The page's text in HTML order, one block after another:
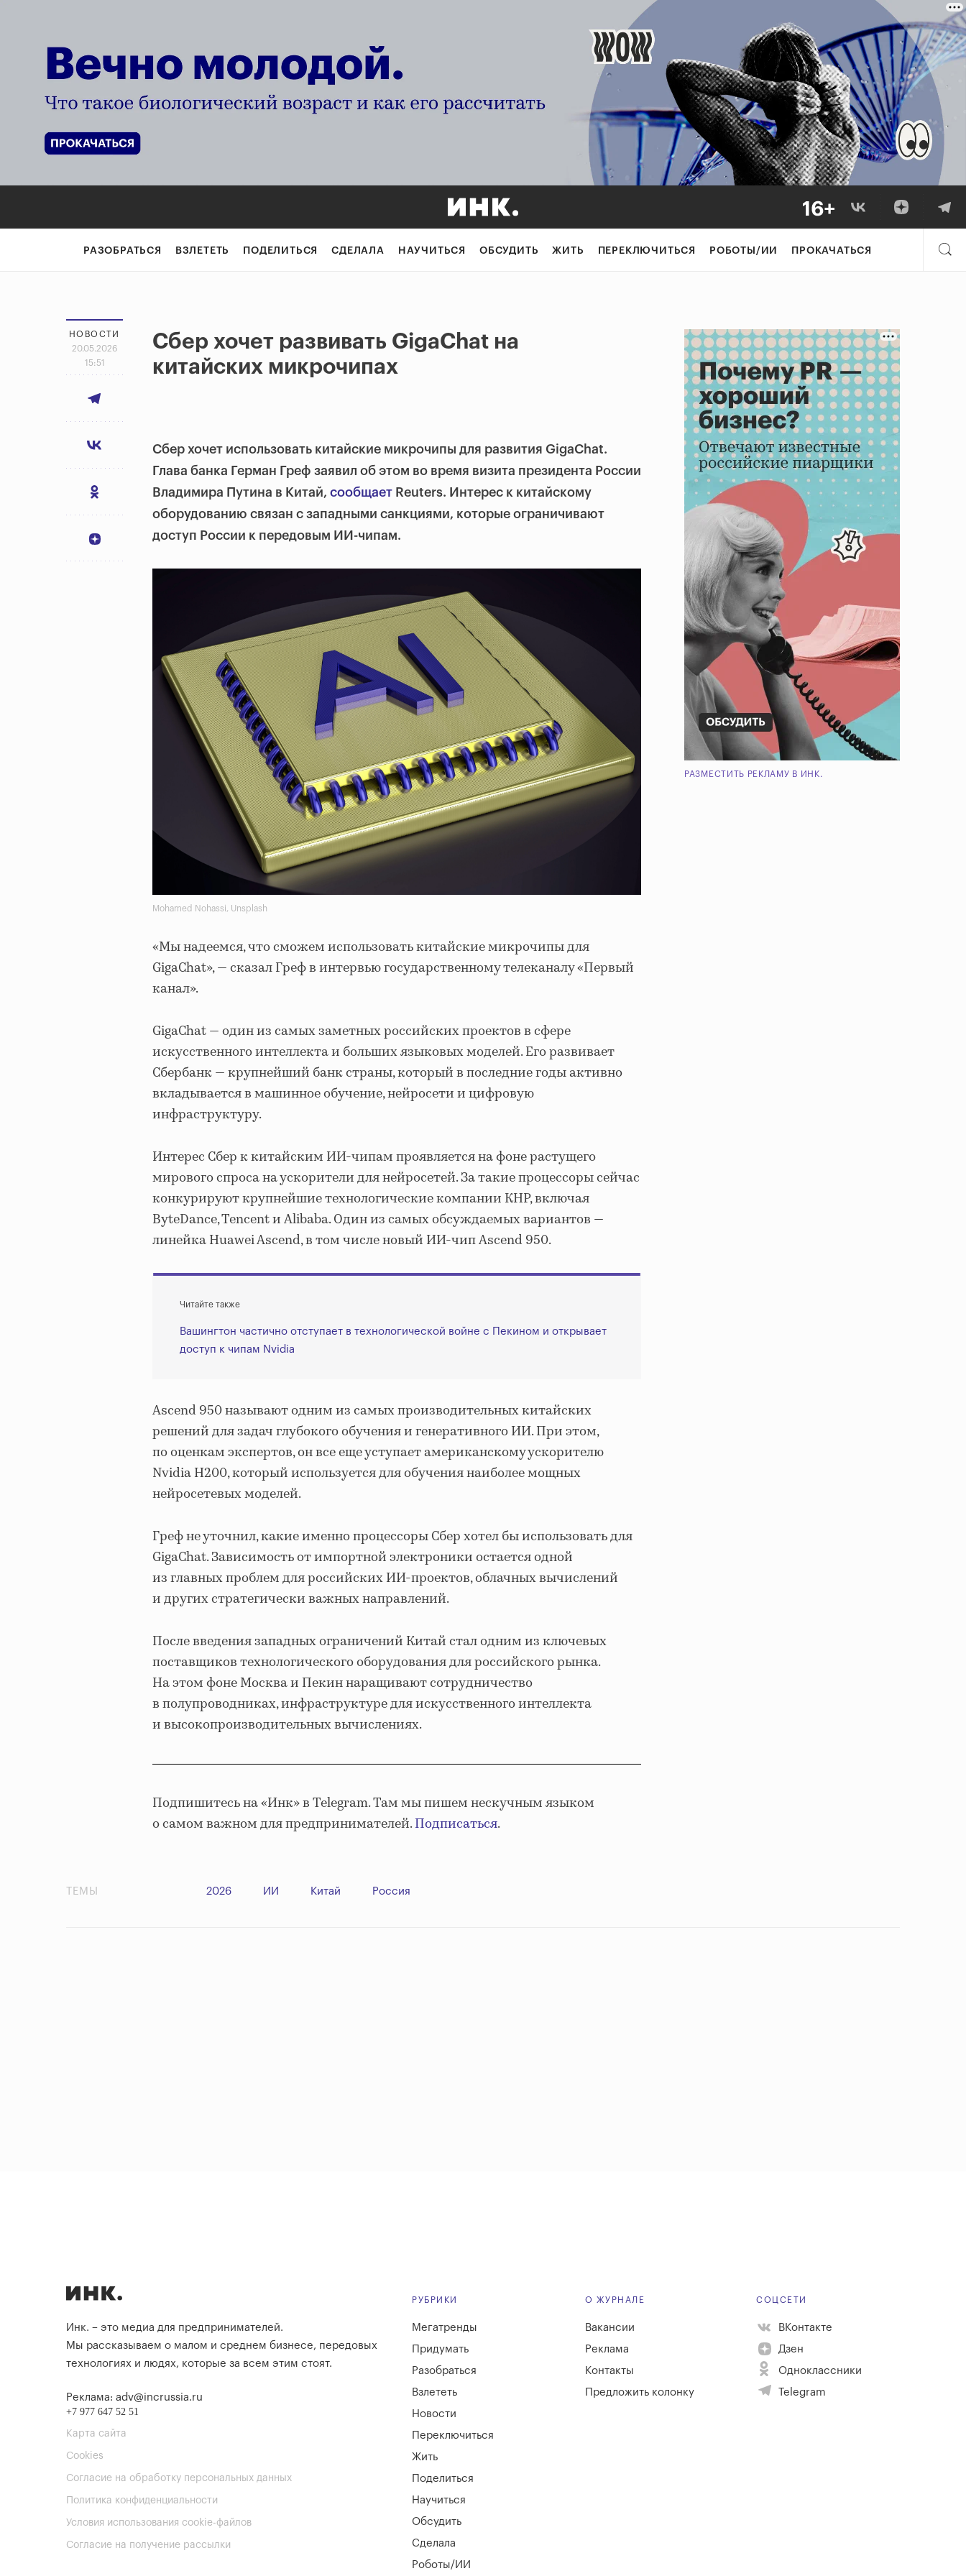
РАЗОБРАТЬСЯ ВЗЛЕТЕТЬ ПОДЕЛИТЬСЯ СДЕЛАЛА НАУЧИТЬСЯ ОБСУДИТЬ ЖИТЬ ПЕРЕКЛЮЧИТЬСЯ РОБОТЫ/ИИ ПРОКАЧАТЬСЯ
НОВОСТИ
20.05.2026
15:51
Сбер хочет развивать GigaChat на
китайских микрочипах
Сбер хочет использовать китайские микрочипы для развития GigaChat.
Глава банка Герман Греф заявил об этом во время визита президента России
Владимира Путина в Китай, сообщает Reuters. Интерес к китайскому
оборудованию связан с западными санкциями, которые ограничивают
доступ России к передовым ИИ-чипам.
Mohamed Nohassi, Unsplash
«Мы надеемся, что сможем использовать китайские микрочипы для
GigaChat», — сказал Греф в интервью государственному телеканалу «Первый
канал».
GigaChat — один из самых заметных российских проектов в сфере
искусственного интеллекта и больших языковых моделей. Его развивает
Сбербанк — крупнейший банк страны, который в последние годы активно
вкладывается в машинное обучение, нейросети и цифровую
инфраструктуру.
Интерес Сбер к китайским ИИ-чипам проявляется на фоне растущего
мирового спроса на ускорители для нейросетей. За такие процессоры сейчас
конкурируют крупнейшие технологические компании КНР, включая
ByteDance, Tencent и Alibaba. Один из самых обсуждаемых вариантов —
линейка Huawei Ascend, в том числе новый ИИ-чип Ascend 950.
Читайте также
Вашингтон частично отступает в технологической войне с Пекином и открывает
доступ к чипам Nvidia
Ascend 950 называют одним из самых производительных китайских
решений для задач глубокого обучения и генеративного ИИ. При этом,
по оценкам экспертов, он все еще уступает американскому ускорителю
Nvidia H200, который используется для обучения наиболее мощных
нейросетевых моделей.
Греф не уточнил, какие именно процессоры Сбер хотел бы использовать для
GigaChat. Зависимость от импортной электроники остается одной
из главных проблем для российских ИИ-проектов, облачных вычислений
и других стратегически важных направлений.
После введения западных ограничений Китай стал одним из ключевых
поставщиков технологического оборудования для российского рынка.
На этом фоне Москва и Пекин наращивают сотрудничество
в полупроводниках, инфраструктуре для искусственного интеллекта
и высокопроизводительных вычислениях.
Подпишитесь на «Инк» в Telegram. Там мы пишем нескучным языком
о самом важном для предпринимателей.Подписаться.
РАЗМЕСТИТЬ РЕКЛАМУ В ИНК.
ТЕМЫ 2026 ИИ Китай Россия
Инк. – это медиа для предпринимателей.
Мы рассказываем о малом и среднем бизнесе, передовых
технологиях и людях, которые за всем этим стоят.
Реклама: adv@incrussia.ru
+7 977 647 52 51
Карта сайта
Cookies
Согласие на обработку персональных данных
Политика конфиденциальности
Условия использования cookie-файлов
Согласие на получение рассылки
РУБРИКИ
Мегатренды
Придумать
Разобраться
Взлететь
Новости
Переключиться
Жить
Поделиться
Научиться
Обсудить
Сделала
Роботы/ИИ
О ЖУРНАЛЕ
Вакансии
Реклама
Контакты
Предложить колонку
СОЦСЕТИ
ВКонтакте
Дзен
Одноклассники
Telegram